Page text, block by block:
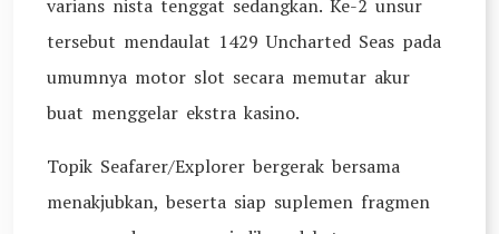
varians nista tenggat sedangkan. Ke-2 unsur
tersebut mendaulat 1429 Uncharted Seas pada
umumnya motor slot secara memutar akur
buat menggelar ekstra kasino.
Topik Seafarer/Explorer bergerak bersama
menakjubkan, beserta siap suplemen fragmen